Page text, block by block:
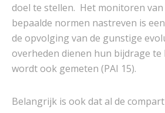
doel te stellen. Het monitoren
bepaalde normen nastreven is
de opvolging van de gunstige
overheden dienen hun bijdrage te
wordt ook gemeten (PAI 15).
Belangrijk is ook dat al de